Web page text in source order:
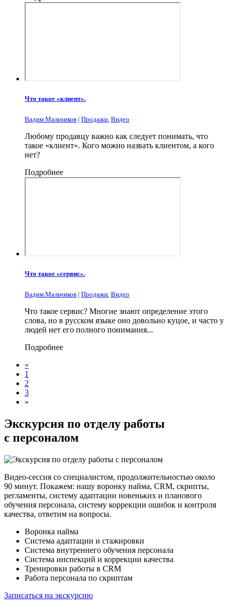
Что такое «клиент».
Вадим Мальчиков | Продажи Видео
Любому продавцу важно как следует понимать, что
такое «клиент». Кого можно назвать клиентом, а кого
нет?
Подробнее
Что такое «сервис».
Вадим Мальчиков | Продажи, Видео
Что такое сервис? Многие знают определение этого
слова, но в русском языке оно довольно куцое, и часто у
людей нет его полного понимания...
Подробнее
«
1
2
3
»
Экскурсия по отделу работы
с персоналом
Видео-сессия со специалистом, продолжительностью около
90 минут. Покажем: нашу воронку найма, CRM, скрипты,
регламенты, систему адаптации новеньких и планового
обучения персонала, систему коррекции ошибок и контроля
качества, ответим на вопросы.
Воронка найма
Система адаптации и стажировки
Система внутреннего обучения персонала
Система инспекций и коррекции качества
Тренировки работы в CRM
Работа персонала по скриптам
Записаться на экскурсию